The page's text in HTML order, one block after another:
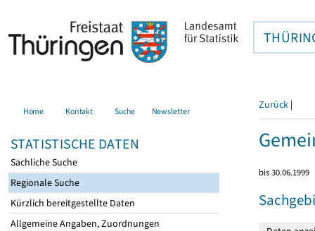
Home Kontakt Suche Newsletter
STATISTISCHE DATEN
Sachliche Suche
Regionale Suche
Kürzlich bereitgestellte Daten
Allgemeine Angaben, Zuordnungen
Zurück |
bis 30.06.1999